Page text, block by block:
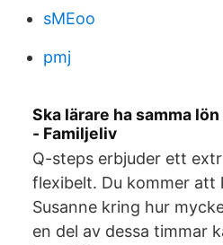
sMEoo
pmj
Ska lärare ha samma
- Familjeliv
Q-steps erbjuder ett
flexibelt. Du kommer att
Susanne kring hur
en del av dessa timmar